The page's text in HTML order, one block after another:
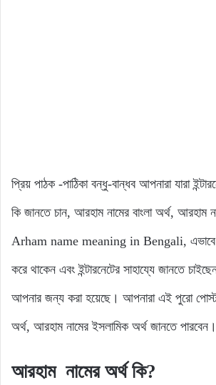
প্রিয় পাঠক -পাঠিকা বন্ধু-বান্ধব আপনারা যারা
কি জানতে চান, আরহাম নামের বাংলা অর্থ, আরহাম
Arham name meaning in Bengali, এভাবে
করে থাকেন এবং ইন্টারনেটের সাহায্যে জানতে
আপনার জন্য করা হয়েছে। আপনারা এই পুরো
অর্থ, আরহাম নামের ইসলামিক অর্থ জানতে পারবেন।
আরহাম নামের অর্থকি?